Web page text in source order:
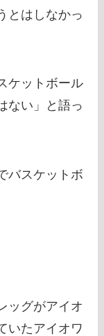
とはしなかっ
ケットボール
ない」と語っ
バスケットボ
ッグがアイオ
いたアイオワ